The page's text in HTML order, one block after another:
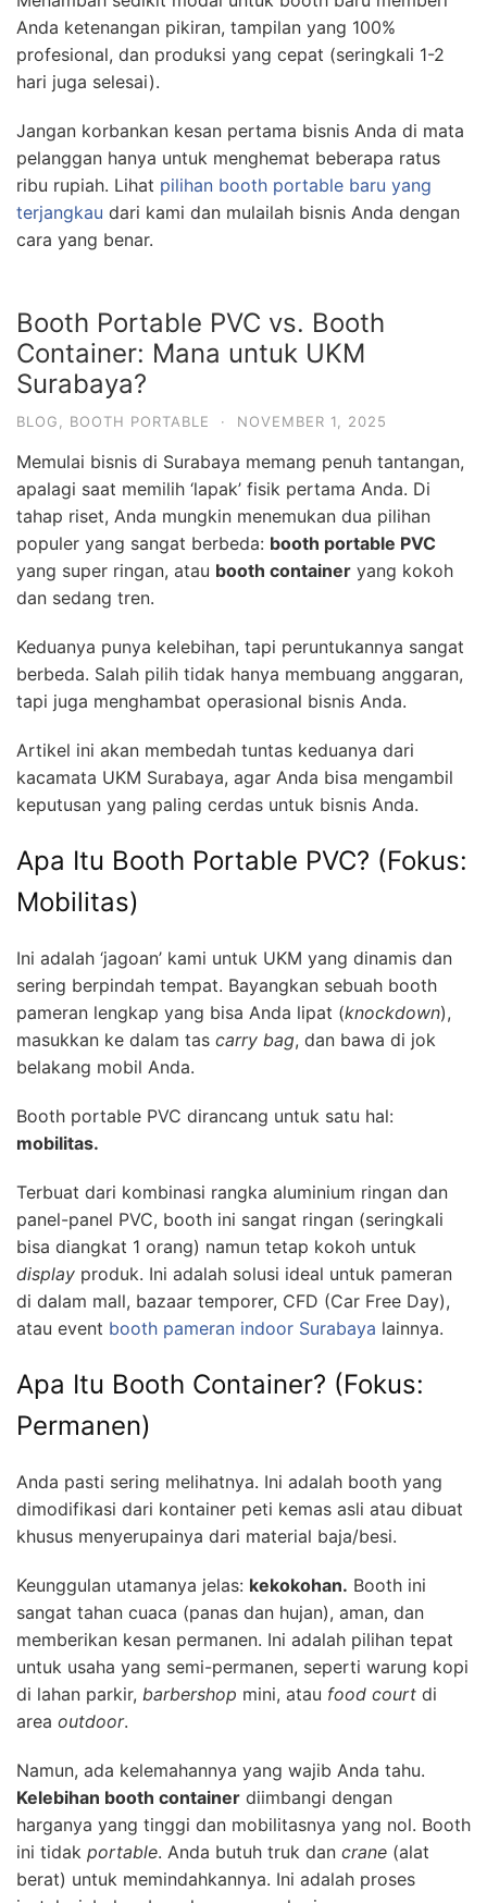
Anda ketenangan pikiran, tampilan yang 100%
profesional, dan produksi yang cepat (seringkali 1-2
hari juga selesai).
Jangan korbankan kesan pertama bisnis Anda di mata
pelanggan hanya untuk menghemat beberapa ratus
ribu rupiah. Lihat pilihan booth portable baru yang
terjangkau dari kami dan mulailah bisnis Anda dengan
cara yang benar.
Booth Portable PVC vs. Booth
Container: Mana untuk UKM
Surabaya?
BLOG BOOTH PORTABLE · NOVEMBER 1, 2025
Memulai bisnis di Surabaya memang penuh tantangan,
apalagi saat memilih ‘lapak’ fisik pertama Anda. Di
tahap riset, Anda mungkin menemukan dua pilihan
populer yang sangat berbeda: booth portable PVC
yang super ringan, atau booth container yang kokoh
dan sedang tren.
Keduanya punya kelebihan, tapi peruntukannya sangat
berbeda. Salah pilih tidak hanya membuang anggaran,
tapi juga menghambat operasional bisnis Anda.
Artikel ini akan membedah tuntas keduanya dari
kacamata UKM Surabaya, agar Anda bisa mengambil
keputusan yang paling cerdas untuk bisnis Anda.
Apa Itu Booth Portable PVC? (Fokus:
Mobilitas)
Ini adalah ‘jagoan’ kami untuk UKM yang dinamis dan
sering berpindah tempat. Bayangkan sebuah booth
pameran lengkap yang bisa Anda lipat (knockdown),
masukkan ke dalam tas carry bag, dan bawa di jok
belakang mobil Anda.
mobilitas.
Terbuat dari kombinasi rangka aluminium ringan dan
panel-panel PVC, booth ini sangat ringan (seringkali
display produk. Ini adalah solusi ideal untuk pameran
di dalam mall, bazaar temporer, CFD (Car Free Day),
atau event booth pameran indoor Surabaya lainnya.
Apa Itu Booth Container? (Fokus:
Permanen)
Anda pasti sering melihatnya. Ini adalah booth yang
dimodifikasi dari kontainer peti kemas asli atau dibuat
khusus menyerupainya dari material baja/besi.
Keunggulan utamanya jelas: kekokohan. Booth ini
sangat tahan cuaca (panas dan hujan), aman, dan
memberikan kesan permanen. Ini adalah pilihan tepat
untuk usaha yang semi-permanen, seperti warung kopi
di lahan parkir, barbershop mini, atau food court di
area outdoor.
Kelebihan booth container diimbangi dengan
harganya yang tinggi dan mobilitasnya yang nol. Booth
ini tidak portable. Anda butuh truk dan crane (alat
berat) untuk memindahkannya. Ini adalah proses